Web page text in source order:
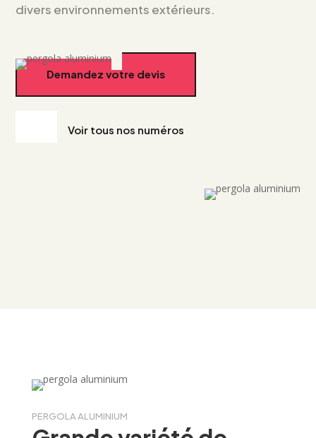
divers environnements extérieurs.
Demandez votre devis
Voir tous nos numéros
PERGOLA ALUMINIUM